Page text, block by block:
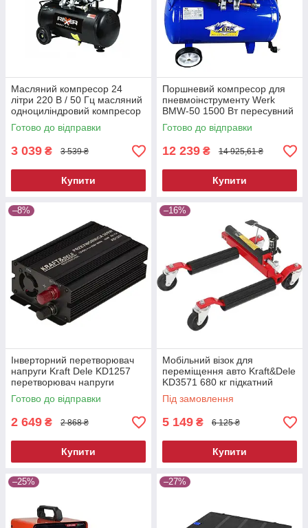
Масляний компресор 24
літри 220 В / 50 Гц масляний
одноциліндровий компресор
Готово до відправки
3 039 ₴ 3 539 ₴
Купити
Поршневий компресор для
пневмоінструменту Werk
BMW-50 1500 Вт пересувний
електричний компресор для
фарбування
Готово до відправки
12 239 ₴ 14 925,61 ₴
Купити
–8%
Інверторний перетворювач
напруги Kraft Dele KD1257
перетворювач напруги
автомобільний
Готово до відправки
2 649 ₴ 2 868 ₴
Купити
–16%
Мобільний візок для
переміщення авто Kraft&Dele
KD3571 680 кг підкатний
ролик для автосервісу
Під замовлення
5 149 ₴ 6 125 ₴
Купити
–25% –27%